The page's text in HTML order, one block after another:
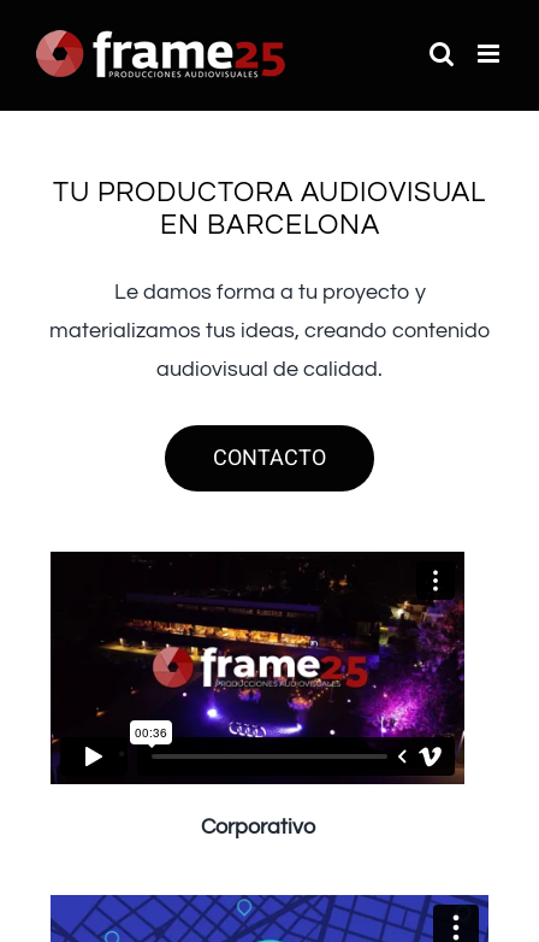
TU PRODUCTORA AUDIOVISUAL
EN BARCELONA
Le damos forma a tu proyecto y
materializamos tus ideas, creando contenido
audiovisual de calidad.
CONTACTO
Corporativo